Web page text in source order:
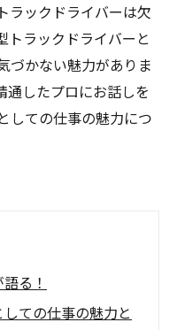
ラックドライバーは欠
トラックドライバーと
づかない魅力がありま
通したプロにお話しを
しての仕事の魅力につ
る！
ての仕事の魅力と